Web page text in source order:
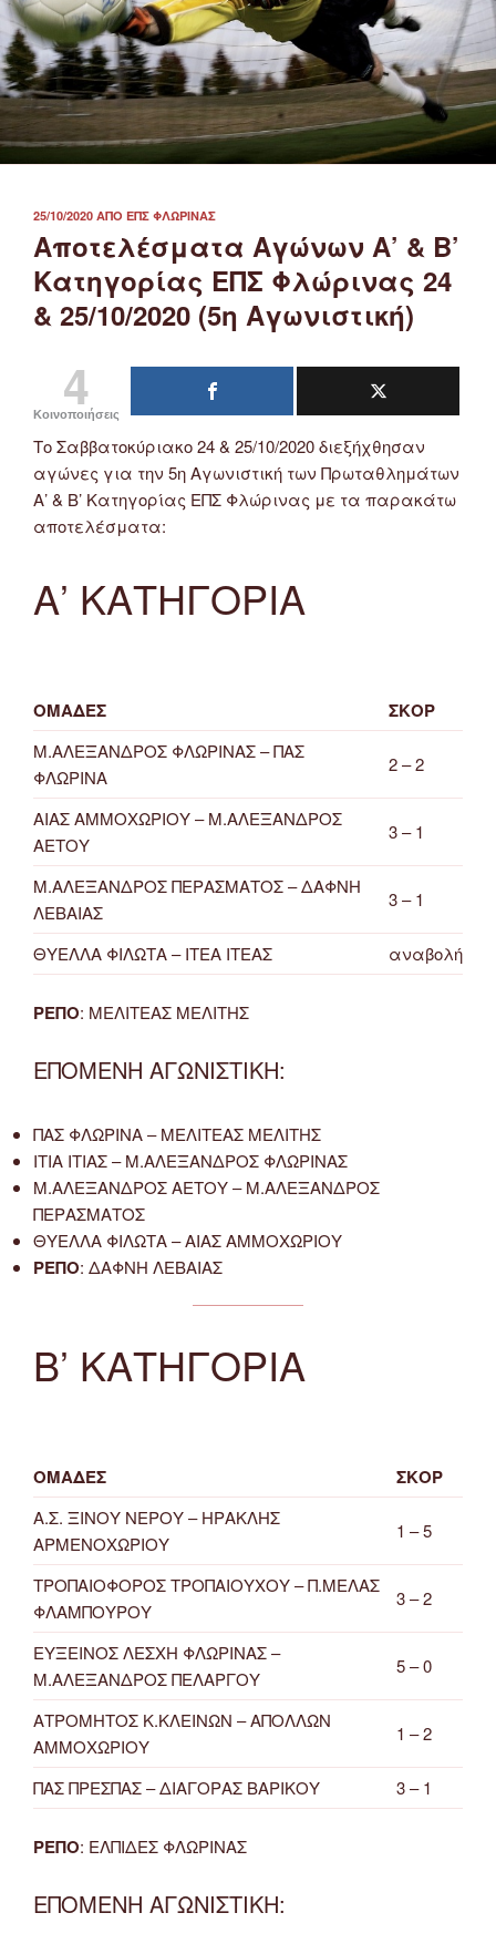
ΔΗΜΟΣΙΕΎΤΗΚΕ
ΣΤΙΣ
25/10/2020 ΑΠΌ ΕΠΣ ΦΛΏΡΙΝΑΣ
Αποτελέσματα Αγώνων Α’ & Β’
Κατηγορίας ΕΠΣ Φλώρινας 24
& 25/10/2020 (5η Αγωνιστική)
4
Κοινοποιήσεις
Το Σαββατοκύριακο 24 & 25/10/2020 διεξήχθησαν
αγώνες για την 5η Αγωνιστική των Πρωταθλημάτων
Α’ & Β’ Κατηγορίας ΕΠΣ Φλώρινας με τα παρακάτω
αποτελέσματα:
Α’ ΚΑΤΗΓΟΡΙΑ
ΟΜΑΔΕΣ ΣΚΟΡ
Μ.ΑΛΕΞΑΝΔΡΟΣ ΦΛΩΡΙΝΑΣ – ΠΑΣ
ΦΛΩΡΙΝΑ
2 – 2
ΑΙΑΣ ΑΜΜΟΧΩΡΙΟΥ – Μ.ΑΛΕΞΑΝΔΡΟΣ
ΑΕΤΟΥ
3 – 1
Μ.ΑΛΕΞΑΝΔΡΟΣ ΠΕΡΑΣΜΑΤΟΣ – ΔΑΦΝΗ
ΛΕΒΑΙΑΣ
3 – 1
ΘΥΕΛΛΑ ΦΙΛΩΤΑ – ΙΤΕΑ ΙΤΕΑΣ αναβολή
ΡΕΠΟ: ΜΕΛΙΤΕΑΣ ΜΕΛΙΤΗΣ
ΕΠΟΜΕΝΗ ΑΓΩΝΙΣΤΙΚΗ:
ΠΑΣ ΦΛΩΡΙΝΑ – ΜΕΛΙΤΕΑΣ ΜΕΛΙΤΗΣ
ΙΤΙΑ ΙΤΙΑΣ – Μ.ΑΛΕΞΑΝΔΡΟΣ ΦΛΩΡΙΝΑΣ
Μ.ΑΛΕΞΑΝΔΡΟΣ ΑΕΤΟΥ – Μ.ΑΛΕΞΑΝΔΡΟΣ
ΠΕΡΑΣΜΑΤΟΣ
ΘΥΕΛΛΑ ΦΙΛΩΤΑ – ΑΙΑΣ ΑΜΜΟΧΩΡΙΟΥ
ΡΕΠΟ: ΔΑΦΝΗ ΛΕΒΑΙΑΣ
Β’ ΚΑΤΗΓΟΡΙΑ
ΟΜΑΔΕΣ ΣΚΟΡ
Α.Σ. ΞΙΝΟΥ ΝΕΡΟΥ – ΗΡΑΚΛΗΣ
ΑΡΜΕΝΟΧΩΡΙΟΥ
1 – 5
ΤΡΟΠΑΙΟΦΟΡΟΣ ΤΡΟΠΑΙΟΥΧΟΥ – Π.ΜΕΛΑΣ
ΦΛΑΜΠΟΥΡΟΥ
3 – 2
ΕΥΞΕΙΝΟΣ ΛΕΣΧΗ ΦΛΩΡΙΝΑΣ –
Μ.ΑΛΕΞΑΝΔΡΟΣ ΠΕΛΑΡΓΟΥ
5 – 0
ΑΤΡΟΜΗΤΟΣ Κ.ΚΛΕΙΝΩΝ – ΑΠΟΛΛΩΝ
ΑΜΜΟΧΩΡΙΟΥ
1 – 2
ΠΑΣ ΠΡΕΣΠΑΣ – ΔΙΑΓΟΡΑΣ ΒΑΡΙΚΟΥ 3 – 1
ΡΕΠΟ: ΕΛΠΙΔΕΣ ΦΛΩΡΙΝΑΣ
ΕΠΟΜΕΝΗ ΑΓΩΝΙΣΤΙΚΗ: